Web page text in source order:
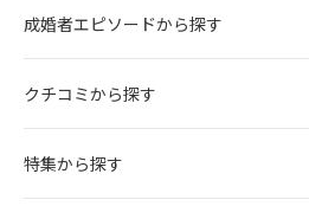
成婚者エピソードから探す
クチコミから探す
特集から探す